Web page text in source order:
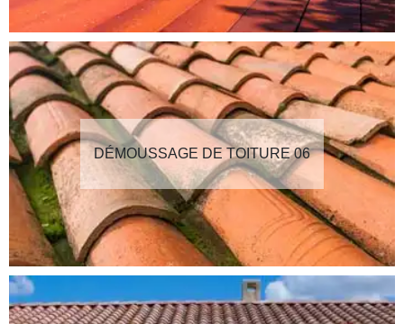
DÉMOUSSAGE DE TOITURE 06